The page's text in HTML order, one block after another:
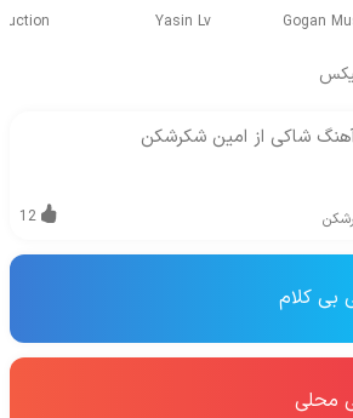
Gogan
Yasin Lv
آهنگ شاکی از امین شکرشکن
12
بی کلام
محلی